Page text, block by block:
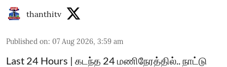
thanthitv
Published on: 07 Aug 2026, 3:59 am
Last 24 Hours | கடந்த 24 மணிநேரத்தில்.. நாட்டு